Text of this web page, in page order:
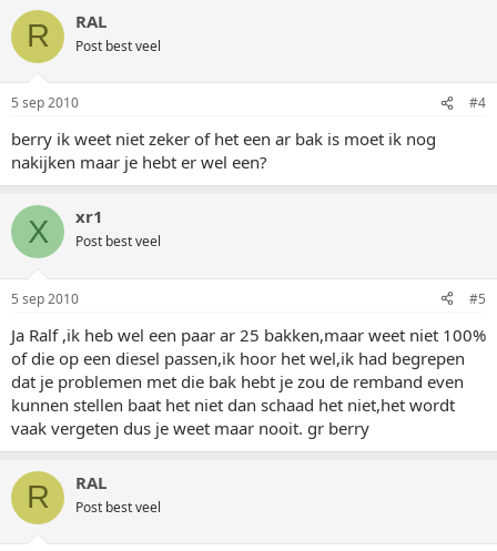
R RAL
Post best veel
5 sep 2010 #4
berry ik weet niet zeker of het een ar bak is moet ik nog
nakijken maar je hebt er wel een?
X xr1
Post best veel
5 sep 2010 #5
Ja Ralf ,ik heb wel een paar ar 25 bakken,maar weet niet 100%
of die op een diesel passen,ik hoor het wel,ik had begrepen
dat je problemen met die bak hebt je zou de remband even
kunnen stellen baat het niet dan schaad het niet,het wordt
vaak vergeten dus je weet maar nooit. gr berry
R RAL
Post best veel